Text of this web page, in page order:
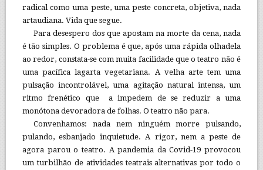
radical como uma peste, uma peste concreta, objetiva, nada
artaudiana. Vida que segue.
Para desespero dos que apostam na morte da cena, nada
é tão simples. O problema é que, após uma rápida olhadela
ao redor, constata-se com muita facilidade que o teatro não é
uma pacífica lagarta vegetariana. A velha arte tem uma
pulsação incontrolável, uma agitação natural intensa, um
ritmo frenético que a impedem de se reduzir a uma
monótona devoradora de folhas. O teatro não para.
Convenhamos: nada nem ninguém morre pulsando,
pulando, esbanjado inquietude. A rigor, nem a peste de
agora parou o teatro. A pandemia da Covid-19 provocou
um turbilhão de atividades teatrais alternativas por todo o